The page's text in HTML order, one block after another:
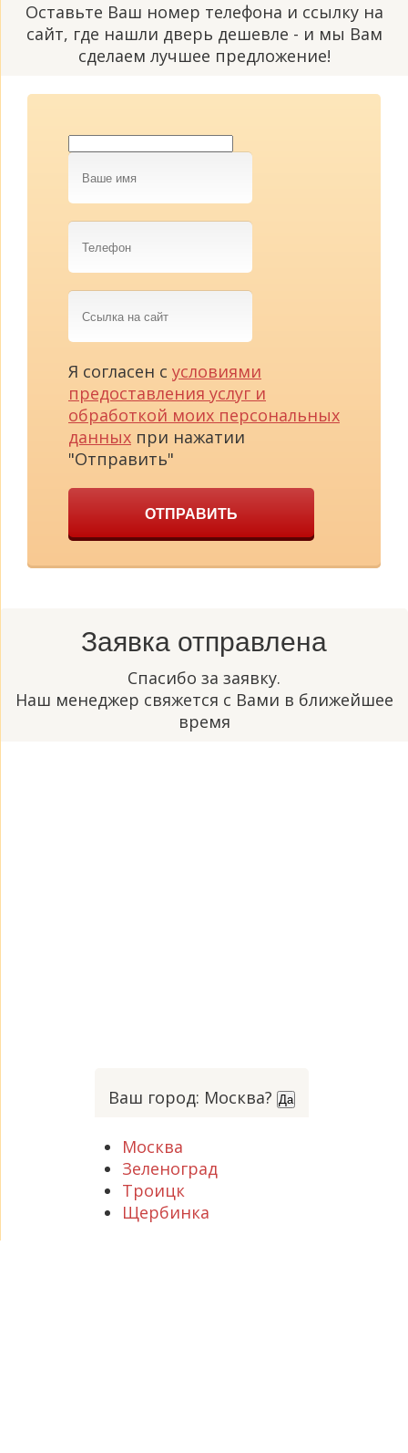
Оставьте Ваш номер телефона и ссылку на
сайт, где нашли дверь дешевле - и мы Вам
сделаем лучшее предложение!
Ваше
имя
Телефон
Ссылка
на
сайт
Я согласен с условиями
предоставления услуг и
обработкой моих персональных
данных при нажатии
"Отправить"
ОТПРАВИТЬ
Заявка отправлена
Спасибо за заявку.
Наш менеджер свяжется с Вами в ближейшее
время
Ваш город: Москва? Да
Москва
Зеленоград
Троицк
Щербинка